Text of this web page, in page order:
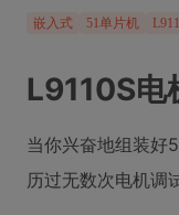
嵌入式 51单片机
L9110S电
当你兴奋地组装好
历过无数次电机调